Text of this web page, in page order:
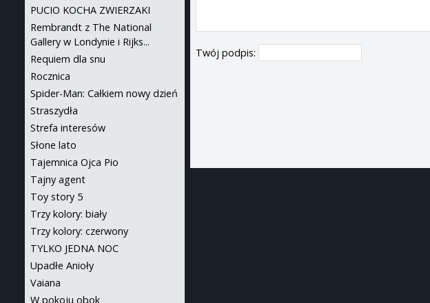
Twój podpis:
PUCIO KOCHA ZWIERZAKI
Rembrandt z The National
Gallery w Londynie i Rijks...
Requiem dla snu
Rocznica
Spider-Man: Całkiem nowy dzień
Straszydła
Strefa interesów
Słone lato
Tajemnica Ojca Pio
Tajny agent
Toy story 5
Trzy kolory: biały
Trzy kolory: czerwony
TYLKO JEDNA NOC
Upadłe Anioły
Vaiana
W pokoju obok